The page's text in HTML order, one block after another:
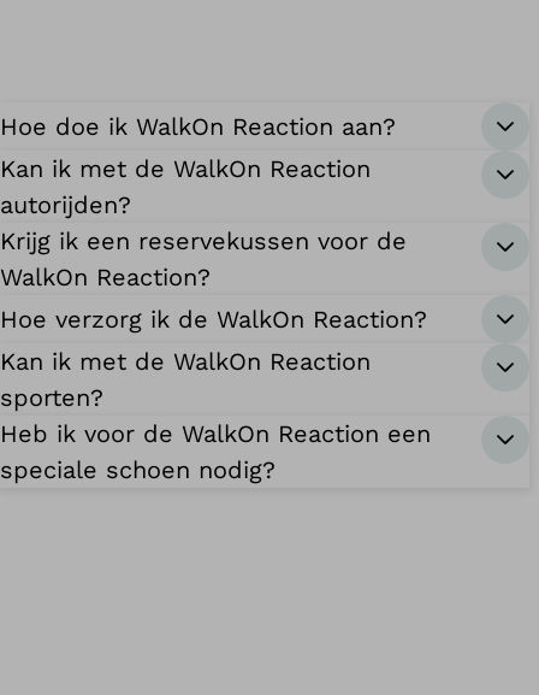
Hoe doe ik WalkOn Reaction aan?
Kan ik met de WalkOn Reaction
autorijden?
Krijg ik een reservekussen voor de
WalkOn Reaction?
Hoe verzorg ik de WalkOn Reaction?
Kan ik met de WalkOn Reaction
sporten?
Heb ik voor de WalkOn Reaction een
speciale schoen nodig?